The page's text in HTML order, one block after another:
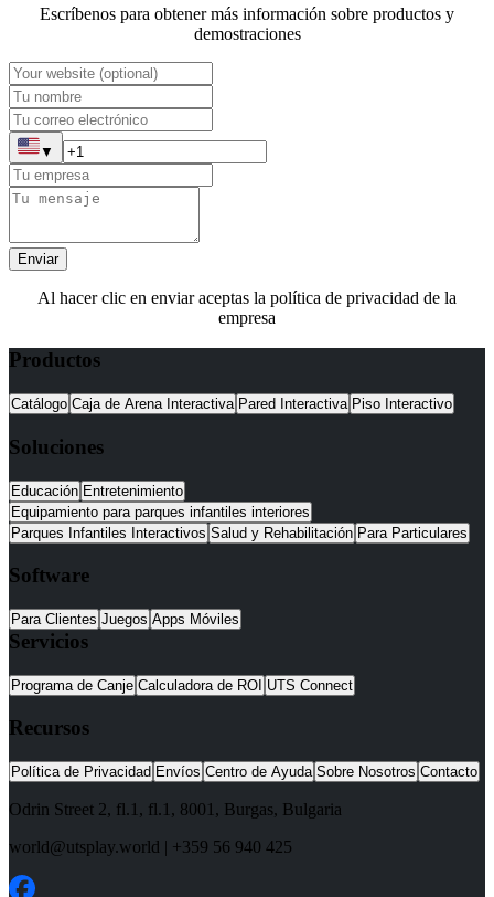
Escríbenos para obtener más información sobre productos y
demostraciones
▼
Enviar
Al hacer clic en enviar aceptas la política de privacidad de la
empresa
Productos
Catálogo Caja de Arena Interactiva Pared Interactiva Piso Interactivo
Soluciones
Educación Entretenimiento
Equipamiento para parques infantiles interiores
Parques Infantiles Interactivos Salud y Rehabilitación Para Particulares
Software
Para Clientes Juegos Apps Móviles
Servicios
Programa de Canje Calculadora de ROI UTS Connect
Recursos
Política de Privacidad Envíos Centro de Ayuda Sobre Nosotros Contacto
Odrin Street 2, fl.1 , fl.1, 8001 , Burgas, Bulgaria
world@utsplay.world | +359 56 940 425